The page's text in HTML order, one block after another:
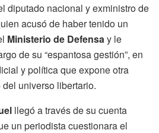
diputado nacional y exministro de
acusó de haber tenido un
Ministerio de Defensay le
de su “espantosa gestión”, en
y política que expone otra
universo libertario.
llegó a través de su cuenta
un periodista cuestionara el